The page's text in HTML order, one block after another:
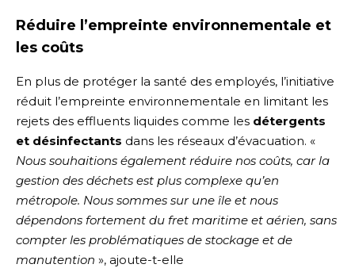
Réduire l’empreinte environnementale et
les coûts
En plus de protéger la santé des employés, l’initiative
réduit l’empreinte environnementale en limitant les
rejets des effluents liquides comme les détergents
et désinfectants dans les réseaux d’évacuation. «
Nous souhaitions également réduire nos coûts, car la
gestion des déchets est plus complexe qu’en
métropole. Nous sommes sur une île et nous
dépendons fortement du fret maritime et aérien, sans
compter les problématiques de stockage et de
manutention », ajoute-t-elle